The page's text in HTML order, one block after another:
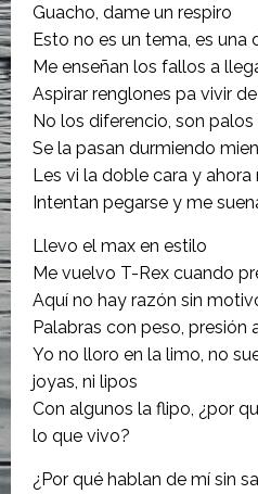
Guacho, dame un respiro
Esto no es un tema, es una
Me enseñan los fallos a
Aspirar renglones pa vivir
No los diferencio, son
Se la pasan durmiendo
Les vi la doble cara y
Intentan pegarse y me
Llevo el max en estilo
Me vuelvo T-Rex cuando
Aquí no hay razón sin
Palabras con peso, presión
Yo no lloro en la limo, no
joyas, ni lipos
Con algunos la flipo, ¿por
lo que vivo?
¿Por qué hablan de mí sin